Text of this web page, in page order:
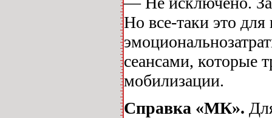
Но все-таки это для
сеансами, которые
мобилизации.
Справка «МК».